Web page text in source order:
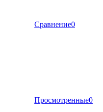
Сравнение0
Просмотренные0